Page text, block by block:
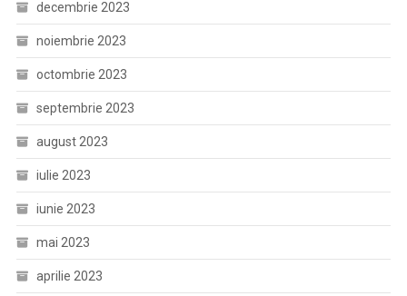
decembrie 2023
noiembrie 2023
octombrie 2023
septembrie 2023
august 2023
iulie 2023
iunie 2023
mai 2023
aprilie 2023